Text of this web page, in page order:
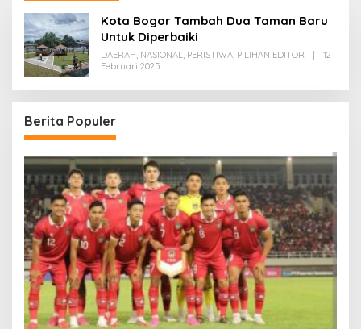
Kota Bogor Tambah Dua Taman Baru
Untuk Diperbaiki
DAERAH, NASIONAL, PERISTIWA, PILIHAN EDITOR
12
Februari 2025
Berita Populer